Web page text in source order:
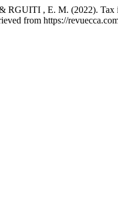
, E. M. (2022). Tax
from https://